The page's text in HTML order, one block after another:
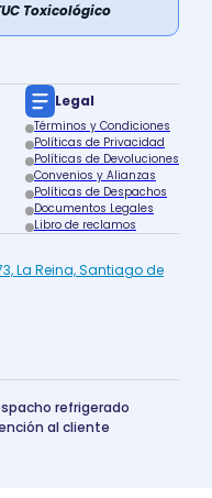
Toxicológico
Legal
Términos y Condiciones
Políticas de Privacidad
Políticas de Devoluciones
Convenios y Alianzas
Políticas de Despachos
Documentos Legales
Libro de reclamos
La Reina, Santiago de
refrigerado
al cliente